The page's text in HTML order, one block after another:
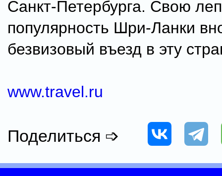
Санкт-Петербурга. Свою
популярность Шри-Ланки
безвизовый въезд в эту
www.travel.ru
Поделиться ➩